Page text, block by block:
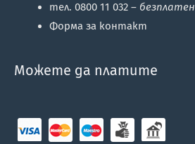
тел. 0800 11 032 – безплатен
Форма за контакт
Можете да платите